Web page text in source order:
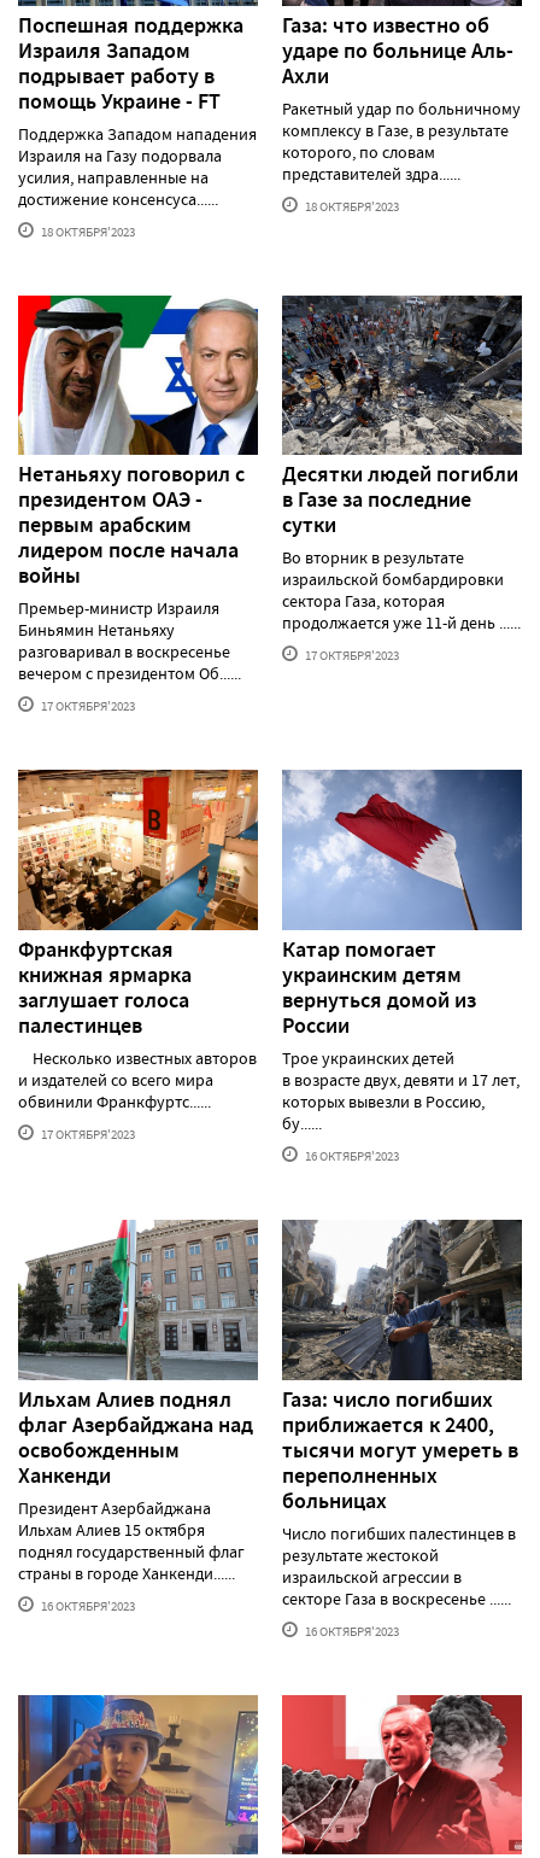
Поспешная поддержка
Израиля Западом
подрывает работу в
помощь Украине - FT
Поддержка Западом нападения
Израиля на Газу подорвала
усилия, направленные на
достижение консенсуса......
18 ОКТЯБРЯ'2023
Газа: что известно об
ударе по больнице Аль-
Ахли
Ракетный удар по больничному
комплексу в Газе, в результате
которого, по словам
представителей здра......
18 ОКТЯБРЯ'2023
Нетаньяху поговорил с
президентом ОАЭ -
первым арабским
лидером после начала
войны
Премьер-министр Израиля
Биньямин Нетаньяху
разговаривал в воскресенье
вечером с президентом Об......
17 ОКТЯБРЯ'2023
Десятки людей погибли
в Газе за последние
сутки
Во вторник в результате
израильской бомбардировки
сектора Газа, которая
продолжается уже 11-й день ......
17 ОКТЯБРЯ'2023
Франкфуртская
книжная ярмарка
заглушает голоса
палестинцев
Несколько известных авторов
и издателей со всего мира
обвинили Франкфуртс......
17 ОКТЯБРЯ'2023
Катар помогает
украинским детям
вернуться домой из
России
Трое украинских детей
в возрасте двух, девяти и 17 лет,
которых вывезли в Россию,
бу......
16 ОКТЯБРЯ'2023
Ильхам Алиев поднял
флаг Азербайджана над
освобожденным
Ханкенди
Президент Азербайджана
Ильхам Алиев 15 октября
поднял государственный флаг
страны в городе Ханкенди......
16 ОКТЯБРЯ'2023
Газа: число погибших
приближается к 2400,
тысячи могут умереть в
переполненных
больницах
Число погибших палестинцев в
результате жестокой
израильской агрессии в
секторе Газа в воскресенье ......
16 ОКТЯБРЯ'2023